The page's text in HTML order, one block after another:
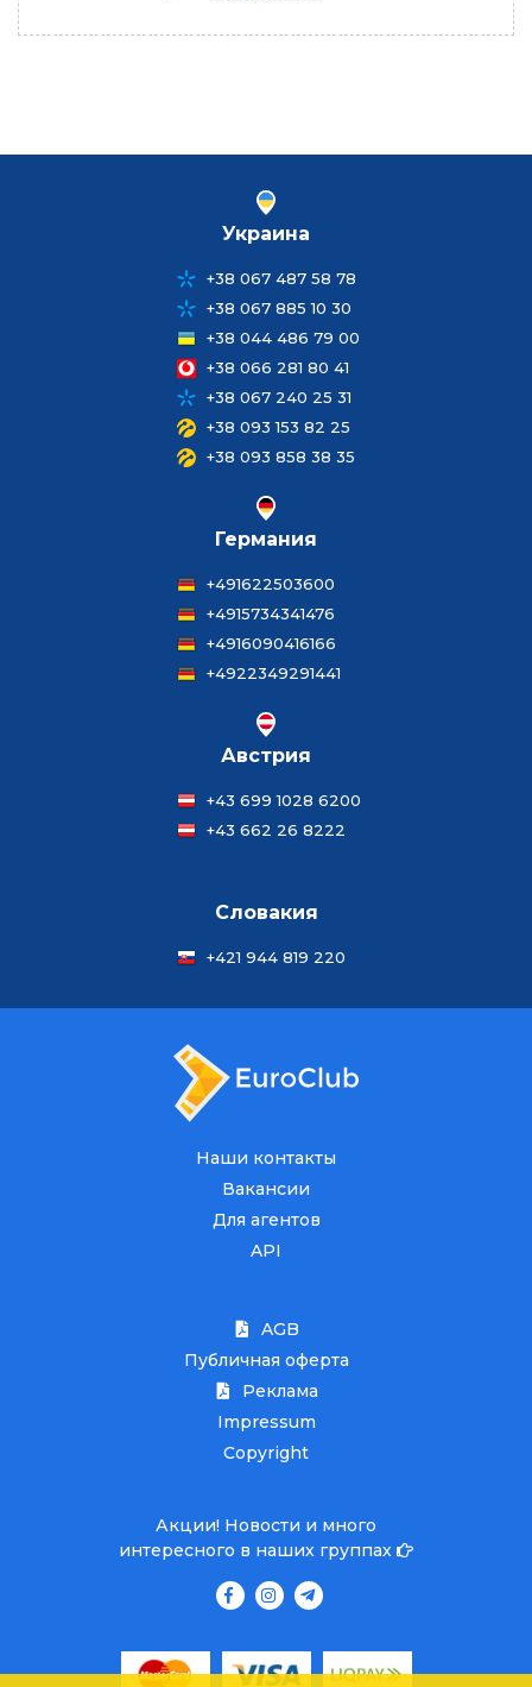
Украина
+38 067 487 58 78
+38 067 885 10 30
+38 044 486 79 00
+38 066 281 80 41
+38 067 240 25 31
+38 093 153 82 25
+38 093 858 38 35
Германия
+491622503600
+4915734341476
+4916090416166
+4922349291441
Австрия
+43 699 1028 6200
+43 662 26 8222
Словакия
+421 944 819 220
Наши контакты
Вакансии
Для агентов
API
AGB
Публичная оферта
Реклама
Impressum
Copyright
Акции! Новости и много
интересного в наших группах